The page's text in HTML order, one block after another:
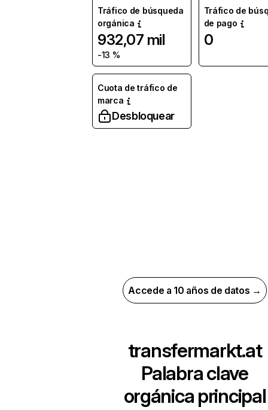
Tráfico de búsqueda
orgánica
932,07 mil
-13 %
Tráfico de
de pago
0
Cuota de tráfico de
marca
Desbloquear
Accede a 10 años de datos →
transfermarkt.at
Palabra clave
orgánica principal